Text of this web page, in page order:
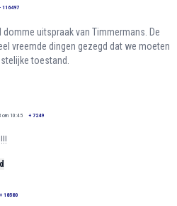
116497
domme uitspraak van Timmermans. De
vreemde dingen gezegd dat we moeten
toestand.
om 10:45 + 7249
+ 18580